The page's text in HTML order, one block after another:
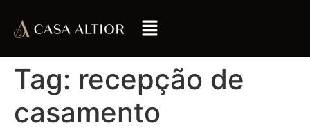
Tag: recepção de
casamento